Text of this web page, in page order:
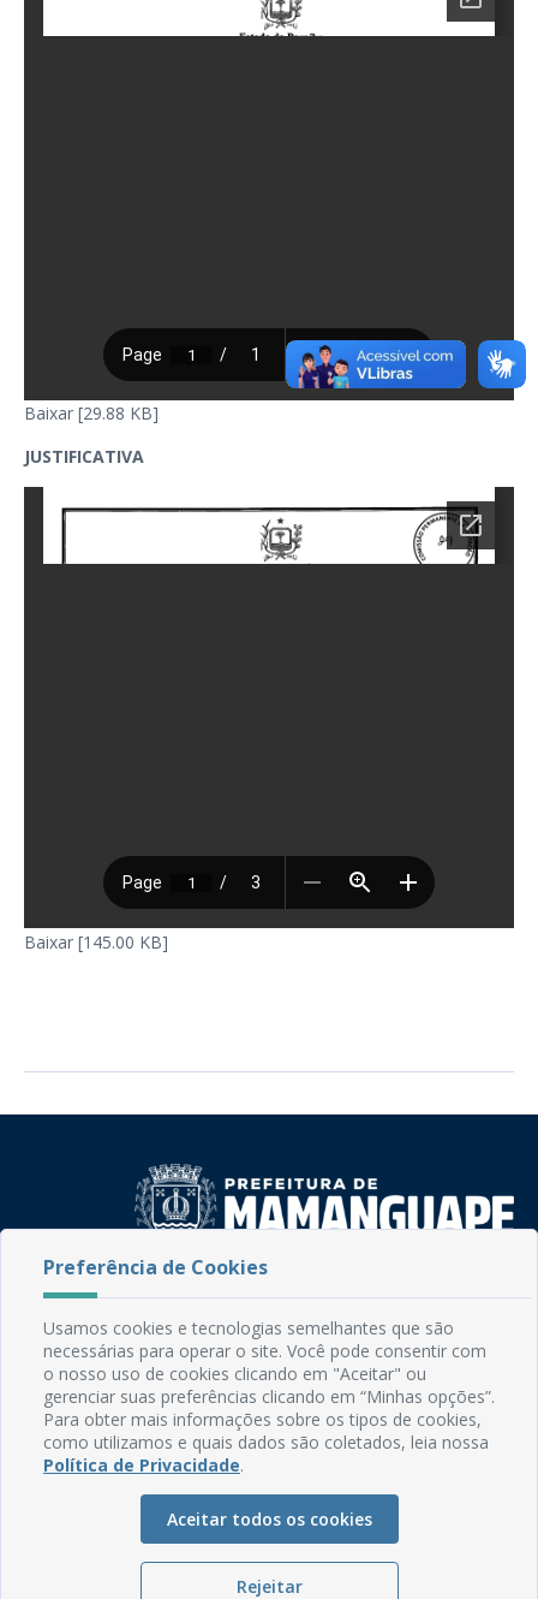
Baixar [29.88 KB]
JUSTIFICATIVA
Baixar [145.00 KB]
Fone: (83) 3292-2246
Email: comunicacao@mamanguape.pb.gov.br
Expediente: Segunda à Sexta, das 08h às 13h
Mapa do Site
Manual de Navegação
Ouvidoria
Preferência de Cookies
Usamos cookies e tecnologias semelhantes que são
necessárias para operar o site. Você pode consentir com
o nosso uso de cookies clicando em "Aceitar" ou
gerenciar suas preferências clicando em “Minhas opções”.
Para obter mais informações sobre os tipos de cookies,
como utilizamos e quais dados são coletados, leia nossa
Política de Privacidade.
Aceitar todos os cookies
Rejeitar